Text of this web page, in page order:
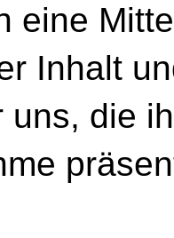
eine
Inhalt
uns, die